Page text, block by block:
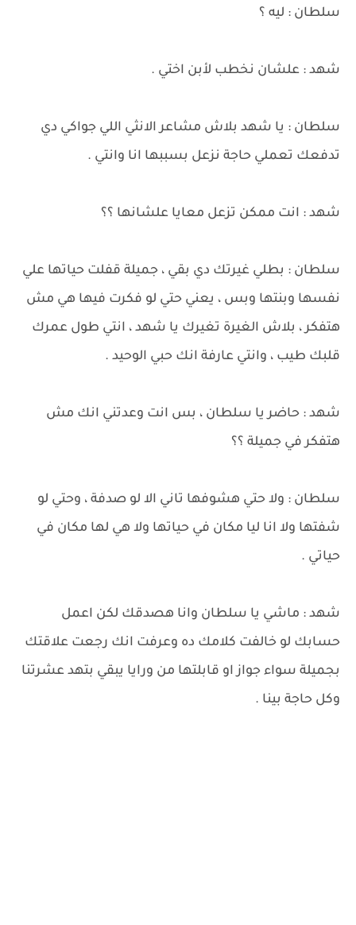
سلطان : ليه ؟
شهد : علشان نخطب لأبن اختي .
سلطان : يا شهد بلاش مشاعر الانثي اللي جواكي دي
تدفعك تعملي حاجة نزعل بسببها انا وانتي .
شهد : انت ممكن تزعل معايا علشانها ؟؟
سلطان : بطلي غيرتك دي بقي ، جميلة قفلت حياتها علي
نفسها وبنتها وبس ، يعني حتي لو فكرت فيها هي مش
هتفكر ، بلاش الغيرة تغيرك يا شهد ، انتي طول عمرك
قلبك طيب ، وانتي عارفة انك حبي الوحيد .
شهد : حاضر يا سلطان ، بس انت وعدتني انك مش
هتفكر في جميلة ؟؟
سلطان : ولا حتي هشوفها تاني الا لو صدفة ، وحتي لو
شفتها ولا انا ليا مكان في حياتها ولا هي لها مكان في
حياتي .
شهد : ماشي يا سلطان وانا هصدقك لكن اعمل
حسابك لو خالفت كلامك ده وعرفت انك رجعت علاقتك
بجميلة سواء جواز او قابلتها من ورايا يبقي بتهد عشرتنا
وكل حاجة بينا .